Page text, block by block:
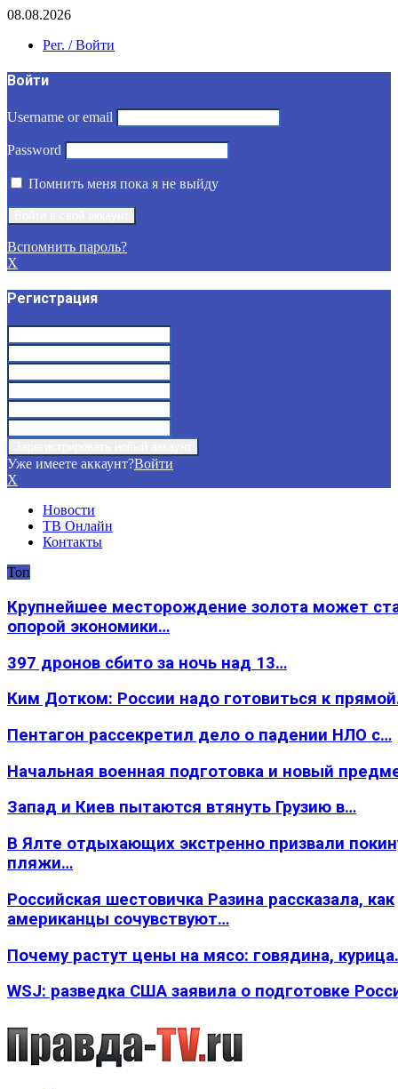
08.08.2026
Рег. / Войти
Войти
Username or email
Password
Помнить меня пока я не выйду
Вспомнить пароль?
X
Регистрация
Уже имеете аккаунт?Войти
X
Новости
ТВ Онлайн
Контакты
Топ
Крупнейшее месторождение золота может
опорой экономики…
397 дронов сбито за ночь над 13…
Ким Дотком: России надо готовиться к
Пентагон рассекретил дело о падении НЛО с…
Начальная военная подготовка и новый
Запад и Киев пытаются втянуть Грузию в…
В Ялте отдыхающих экстренно призвали
пляжи…
Российская шестовичка Разина рассказала, как
американцы сочувствуют…
Почему растут цены на мясо: говядина,
WSJ: разведка США заявила о подготовке